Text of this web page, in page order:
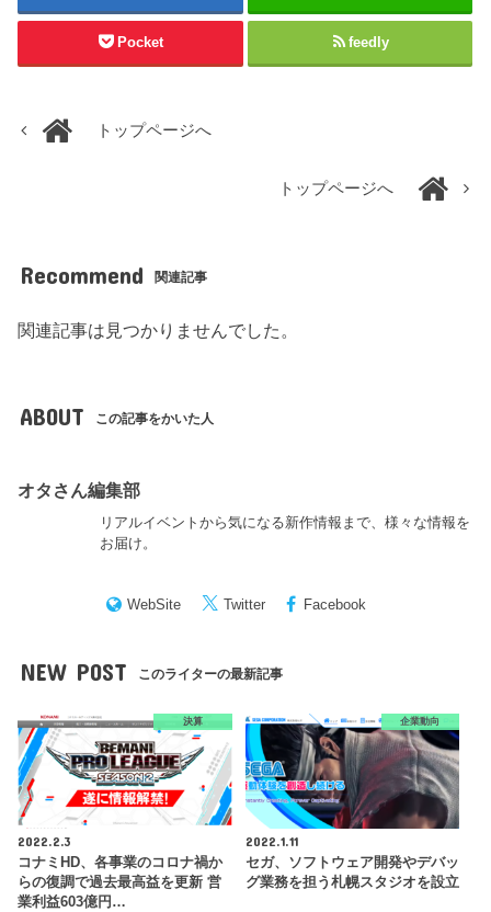
Pocket feedly
トップページへ
トップページへ
Recommend 関連記事
関連記事は見つかりませんでした。
ABOUT この記事をかいた人
オタさん編集部
リアルイベントから気になる新作情報まで、様々な情報を
お届け。
WebSite Twitter Facebook
NEW POST このライターの最新記事
決算
2022.2.3
コナミHD、各事業のコロナ禍か
らの復調で過去最高益を更新 営
業利益603億円…
企業動向
2022.1.11
セガ、ソフトウェア開発やデバッ
グ業務を担う札幌スタジオを設立